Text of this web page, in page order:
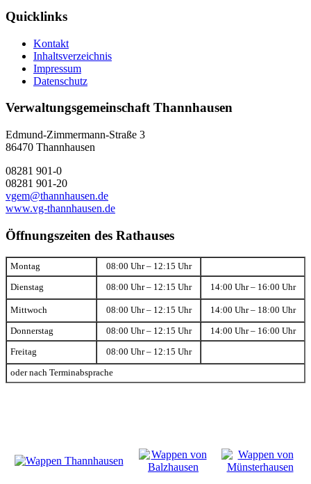
Quicklinks
Kontakt
Inhaltsverzeichnis
Impressum
Datenschutz
Verwaltungsgemeinschaft Thannhausen
Edmund-Zimmermann-Straße 3
86470 Thannhausen
08281 901-0
08281 901-20
vgem@thannhausen.de
www.vg-thannhausen.de
Öffnungszeiten des Rathauses
Montag 08:00 Uhr – 12:15 Uhr
Dienstag 08:00 Uhr – 12:15 Uhr 14:00 Uhr – 16:00 Uhr
Mittwoch 08:00 Uhr – 12:15 Uhr 14:00 Uhr – 18:00 Uhr
Donnerstag 08:00 Uhr – 12:15 Uhr 14:00 Uhr – 16:00 Uhr
Freitag 08:00 Uhr – 12:15 Uhr
oder nach Terminabsprache